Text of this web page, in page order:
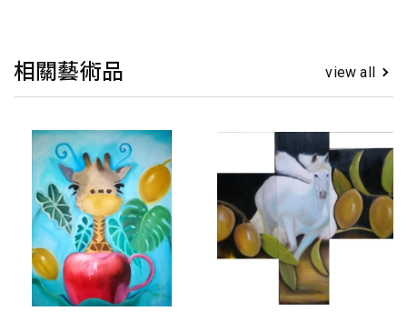
相關藝術品 view all